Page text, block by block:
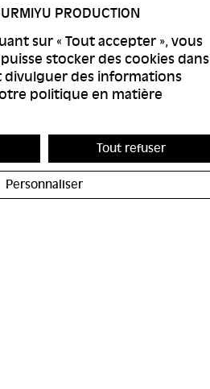
PRODUCTION
sur « Tout accepter », vous
stocker des cookies dans
des informations
politique en matière
Tout refuser
Personnaliser